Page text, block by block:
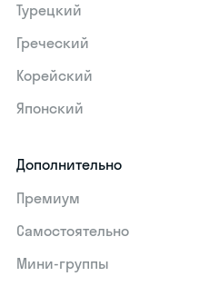
Турецкий
Греческий
Корейский
Японский
Дополнительно
Премиум
Самостоятельно
Мини-группы